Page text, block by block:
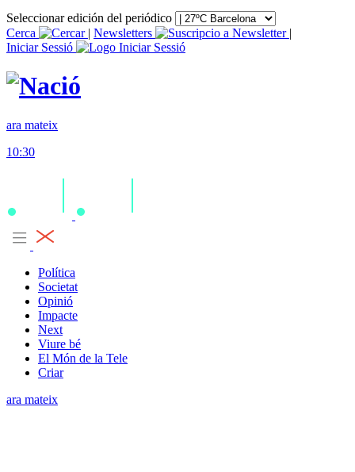
Seleccionar edición del periódico
Cerca
| Newsletters
|
Iniciar Sessió
ara mateix
10:30
Política
Societat
Opinió
Impacte
Next
Viure bé
El Món de la Tele
Criar
ara mateix